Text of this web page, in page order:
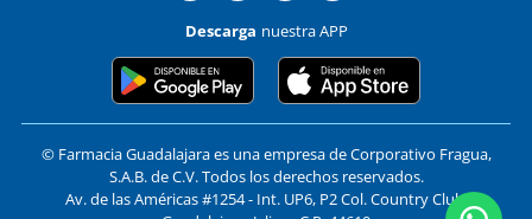
Descarga nuestra APP
© Farmacia Guadalajara es una empresa de Corporativo Fragua,
S.A.B. de C.V. Todos los derechos reservados.
Av. de las Américas #1254 - Int. UP6, P2 Col. Country Club,